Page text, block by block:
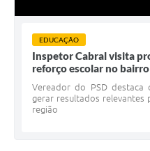
EDUCAÇÃO
Inspetor Cabral visita
reforço escolar no
Vereador do PSD
gerar resultados relevantes
região